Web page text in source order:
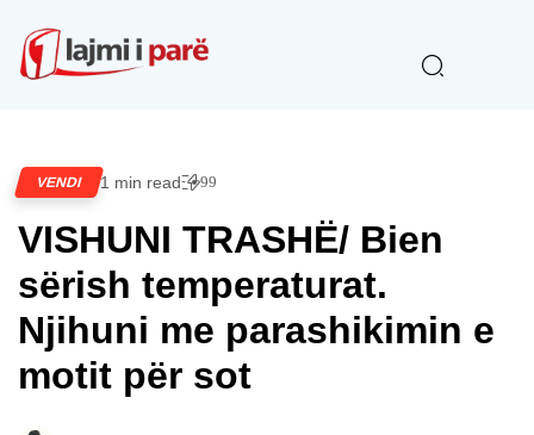
VENDI 1 min read 99
VISHUNI TRASHË/ Bien
sërish temperaturat.
Njihuni me parashikimin e
motit për sot